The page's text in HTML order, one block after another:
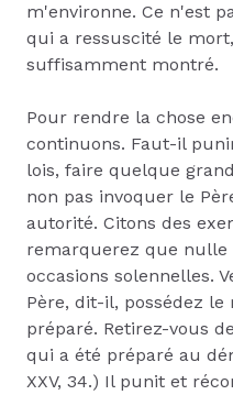
m'environne. Ce n'est
qui a ressuscité le
suffisamment montré.
Pour rendre la chose
continuons. Faut-il
lois, faire quelque
non pas invoquer le
autorité. Citons des
remarquerez que nulle
occasions solennelles.
Père, dit-il, possédez
préparé. Retirez-vous
qui a été préparé au
XXV, 34.) Il punit et